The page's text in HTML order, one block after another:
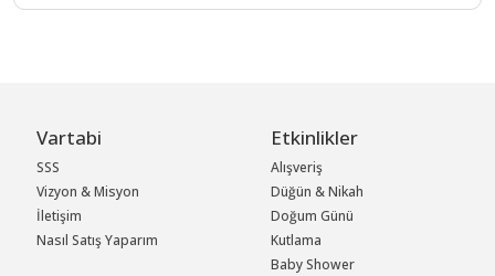
Vartabi
SSS
Vizyon & Misyon
İletişim
Nasıl Satış Yaparım
Etkinlikler
Alışveriş
Düğün & Nikah
Doğum Günü
Kutlama
Baby Shower